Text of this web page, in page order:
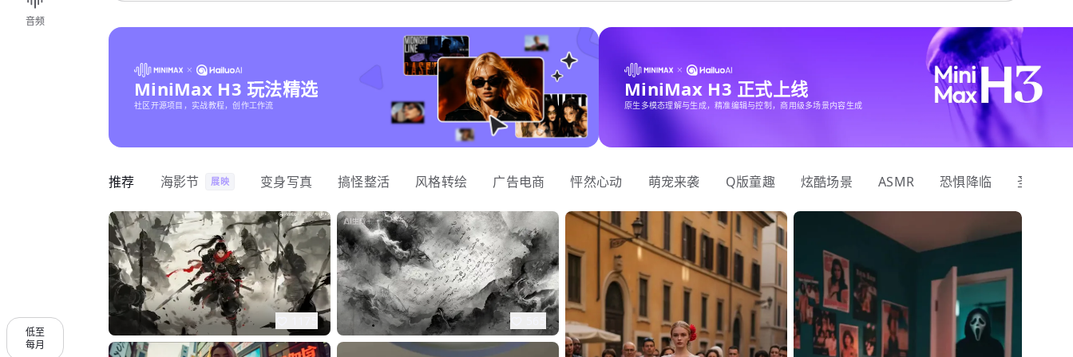
音频
低至
每月
MiniMax H3 玩法精选
社区开源项目，实战教程，创作工作流
MiniMax H3 正式上线
原生多模态理解与生成，精准编辑与控制，商用级多场景内容生成
推荐 海影节 展映 变身写真 搞怪整活 风格转绘 广告电商 怦然心动 萌宠来袭 Q版童趣 炫酷场景 ASMR 恐惧降临 圣诞狂欢